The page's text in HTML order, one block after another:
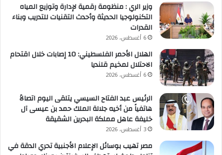
وزير الري : منظومة رقمية لإدارة وتوزيع المياه
التكنولوجيا الحديثة وأحدث التقنيات للتدريب وبناء
القدرات
6 أغسطس، 2026
الهلال الأحمر الفلسطيني: 10 إصابات خلال اقتحام
الاحتلال لمخيم قلنديا
6 أغسطس، 2026
الرئيس عبد الفتاح السيسي يتلقى اليوم اتصالاً
هاتفياً من أخيه جلالة الملك حمد بن عيسى آل
خليفة عاهل مملكة البحرين الشقيقة
3 أغسطس، 2026
مصر تهيب بوسائل الإعلام الأجنبية تحري الدقة في